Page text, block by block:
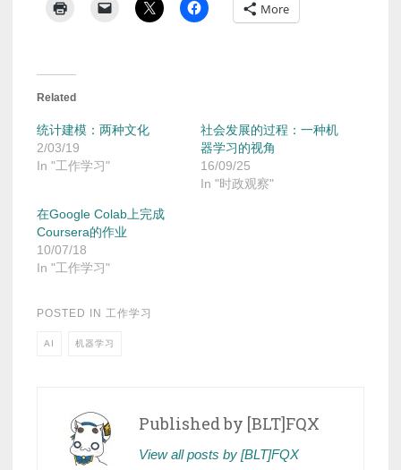
More
Related
统计建模：两种文化
2/03/19
In "工作学习"
社会发展的过程：一种机
器学习的视角
16/09/25
In "时政观察"
在Google Colab上完成
Coursera的作业
10/07/18
In "工作学习"
POSTED IN 工作学习
AI 机器学习
Published by [BLT]FQX
View all posts by [BLT]FQX